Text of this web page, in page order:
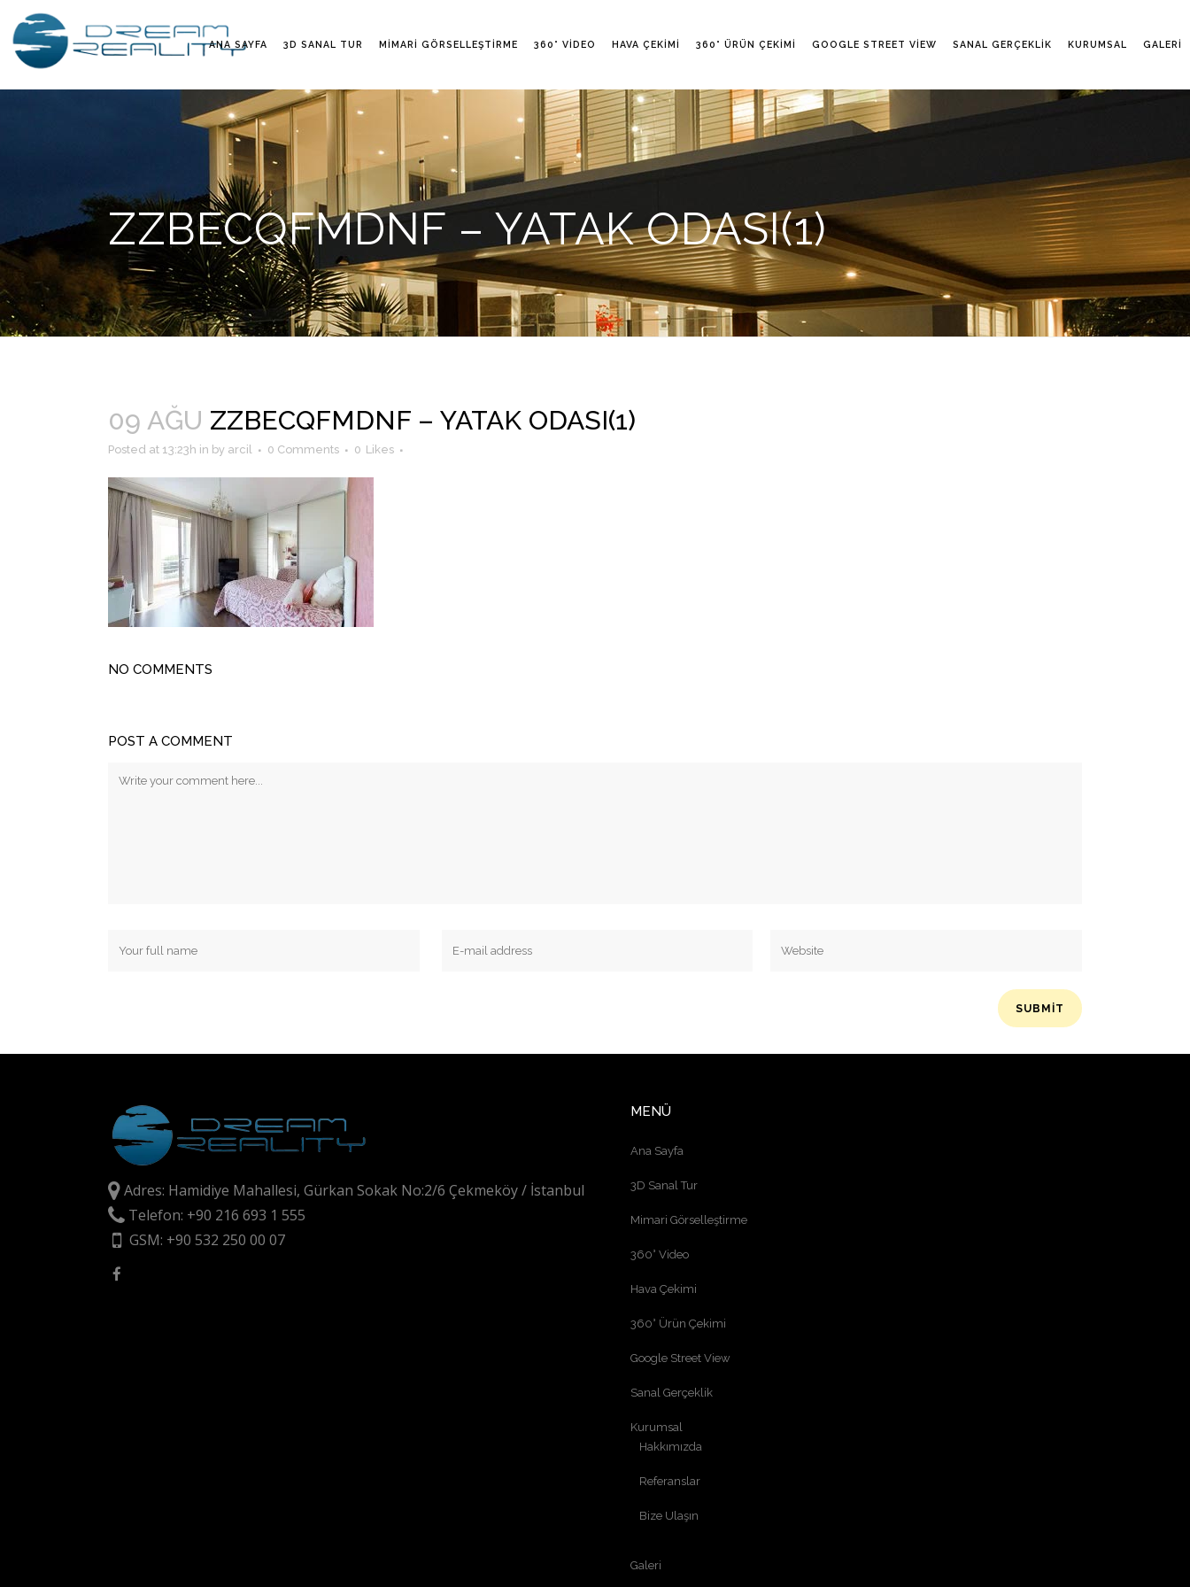
ANA SAYFA 3D SANAL TUR MIMARI GÖRSELLEŞTIRME 360° VIDEO HAVA ÇEKIMI 360° ÜRÜN ÇEKIMI GOOGLE STREET VIEW SANAL GERÇEKLIK KURUMSAL GALERI
ZZBECQFMDNF – YATAK ODASI(1)
09 AĞU ZZBECQFMDNF – YATAK ODASI(1)
Posted at 13:23h in by arcil 0 Comments 0 Likes
NO COMMENTS
POST A COMMENT
Adres: Hamidiye Mahallesi, Gürkan Sokak No:2/6 Çekmeköy / İstanbul
Telefon: +90 216 693 1 555
GSM: +90 532 250 00 07
MENÜ
Ana Sayfa
3D Sanal Tur
Mimari Görselleştirme
360° Video
Hava Çekimi
360° Ürün Çekimi
Google Street View
Sanal Gerçeklik
Kurumsal
Hakkımızda
Referanslar
Bize Ulaşın
Galeri